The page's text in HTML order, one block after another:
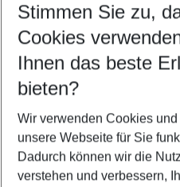
Abflughafen wählen
Beliebiger Abflughafen
Reisezeitraum wählen
11.08.26– 09.08.27 5-
2 Erwachsene Keine
Mehr Filter
Stimmen Sie zu,
Cookies
Ihnen das beste
bieten?
Wir verwenden Cookies
unsere Webseite für Sie
Dadurch können wir die
verstehen und verbessern,